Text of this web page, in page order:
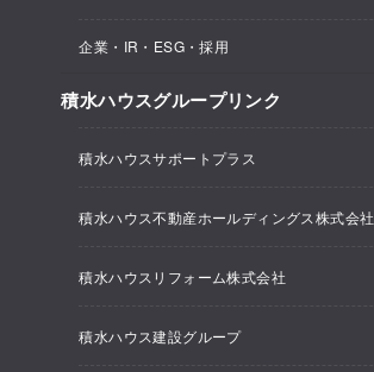
保育所・教育支援施設
オフィス・事務所
建築実例
オフィス系開発事業
ホテル系開発事業
大規模開発事業
賃貸マンション開発事業
企業・IR・ESG・採用
会社情報
株主・投資家情報
ESG経営
研究開発
採用情報
積水ハウスグループリンク
積水ハウスサポートプラス
積水ハウス不動産ホールディングス株式会社
積水ハウスリフォーム株式会社
積水ハウス建設グループ